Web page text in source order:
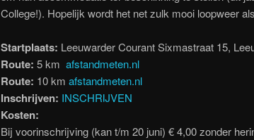
College!). Hopelijk wordt het net zulk mooi loopweer
Startplaats: Leeuwarder Courant Sixmastraat 15,
Route: 5 km afstandmeten.nl
Route: 10 km afstandmeten.nl
Inschrijven: INSCHRIJVEN
Kosten:
Bij voorinschrijving (kan t/m 20 juni) € 4,00 zonder